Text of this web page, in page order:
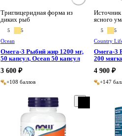
Триглицеридная форма из
диких рыб
5 5
Ocean
Омега-3 Рыбий жир 1200 мг,
50 капсул, Ocean 50 капсул
3 600 ₽
+108 баллов
Источник
ясного
5 5
Country
Омега-3
200
4 900 ₽
+147